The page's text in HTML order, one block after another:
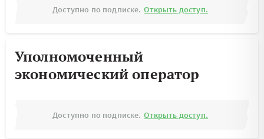
Доступно по подписке. Открыть доступ.
Уполномоченный
экономический оператор
Доступно по подписке. Открыть доступ.